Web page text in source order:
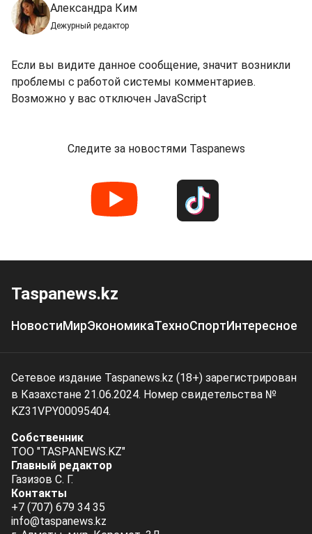
Александра Ким
Дежурный редактор
Если вы видите данное сообщение, значит возникли
проблемы с работой системы комментариев.
Возможно у вас отключен JavaScript
Следите за новостями Taspanews
Taspanews.kz
НовостиМирЭкономикаТехноСпортИнтересное
Сетевое издание Taspanews.kz (18+) зарегистрирован
в Казахстане 21.06.2024. Номер свидетельства №
KZ31VPY00095404.
Собственник
ТОО "TASPANEWS.KZ"
Главный редактор
Газизов С. Г.
Контакты
+7 (707) 679 34 35
info@taspanews.kz